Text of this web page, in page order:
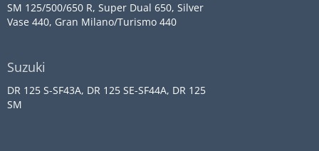
SM 125/500/650 R, Super Dual 650, Silver
Vase 440, Gran Milano/Turismo 440
Suzuki
DR 125 S-SF43A, DR 125 SE-SF44A, DR 125
SM